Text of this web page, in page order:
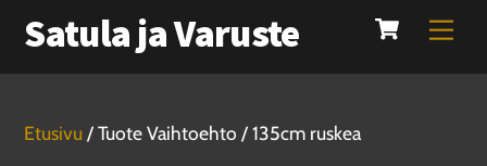
content
Cart
Satula ja Varuste
Etusivu / Tuote Vaihtoehto / 135cm ruskea